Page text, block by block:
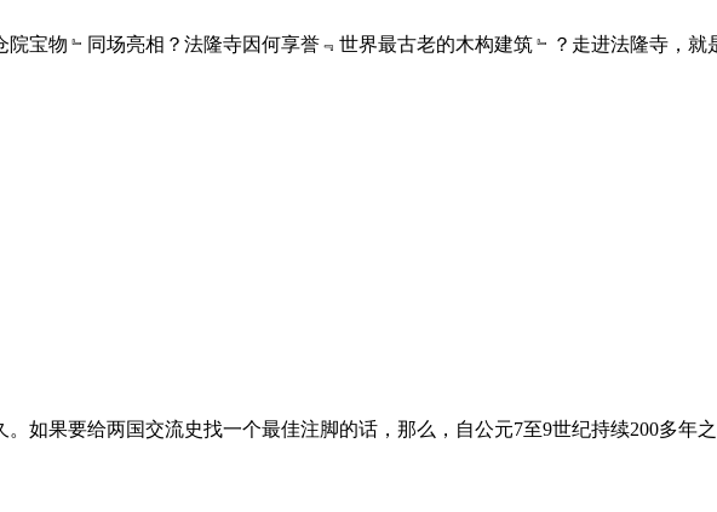
院宝物﹄同场亮相？法隆寺因何享誉﹃世界最古老的木构建筑﹄？走进法隆寺，
如果要给两国交流史找一个最佳注脚的话，那么，自公元7至9世纪持续200多年